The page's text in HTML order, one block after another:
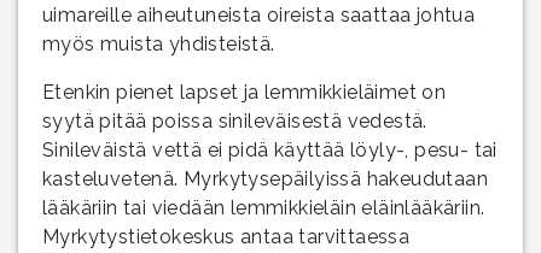
uimareille aiheutuneista oireista saattaa johtua
myös muista yhdisteistä.
Etenkin pienet lapset ja lemmikkieläimet on
syytä pitää poissa sinileväisestä vedestä.
Sinileväistä vettä ei pidä käyttää löyly-, pesu- tai
kasteluvetenä. Myrkytysepäilyissä hakeudutaan
lääkäriin tai viedään lemmikkieläin eläinlääkäriin.
Myrkytystietokeskus antaa tarvittaessa